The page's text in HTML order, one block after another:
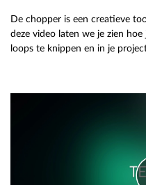
De chopper is een creatieve
deze video laten we je zien
loops te knippen en in je